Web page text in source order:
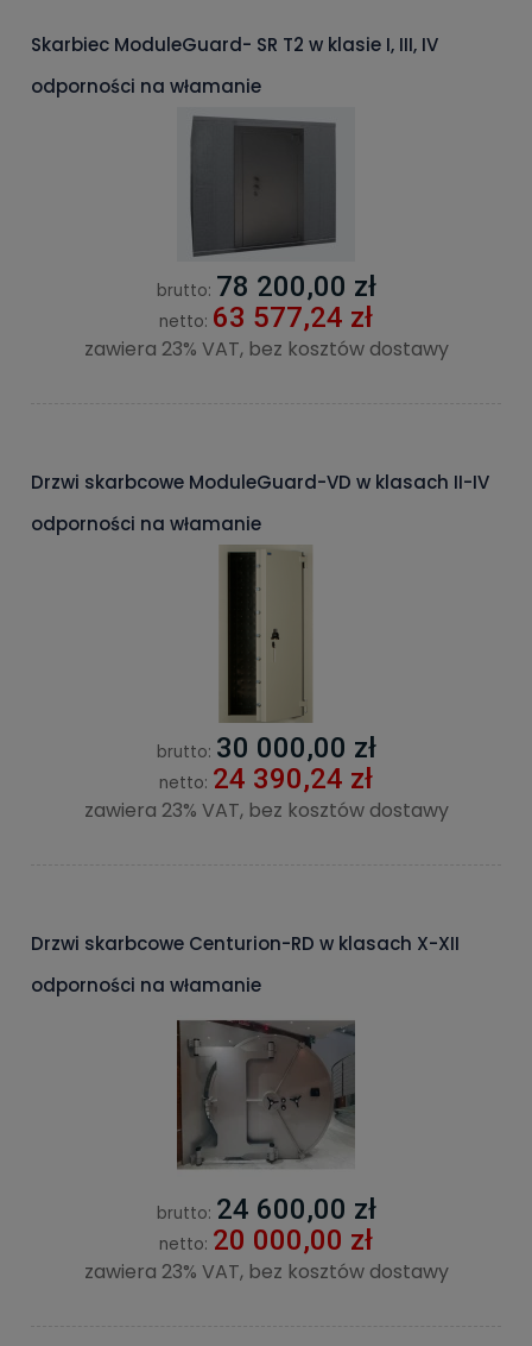
Skarbiec ModuleGuard- SR T2 w klasie I, III, IV
odporności na włamanie
brutto: 78 200,00 zł
netto: 63 577,24 zł
zawiera 23% VAT, bez kosztów dostawy
Drzwi skarbcowe ModuleGuard-VD w klasach II-IV
odporności na włamanie
brutto: 30 000,00 zł
netto: 24 390,24 zł
zawiera 23% VAT, bez kosztów dostawy
Drzwi skarbcowe Centurion-RD w klasach X-XII
odporności na włamanie
brutto: 24 600,00 zł
netto: 20 000,00 zł
zawiera 23% VAT, bez kosztów dostawy